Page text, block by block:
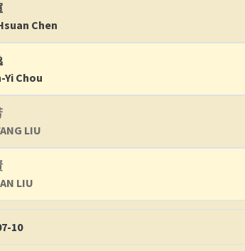
Chen
Yi Chou
LIU
LIU
10